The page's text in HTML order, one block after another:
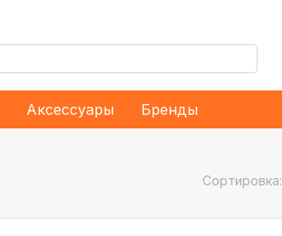
Аксессуары Бренды
Сортировка: